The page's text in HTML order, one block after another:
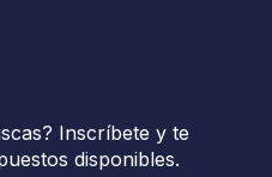
Inscríbete y te
disponibles.